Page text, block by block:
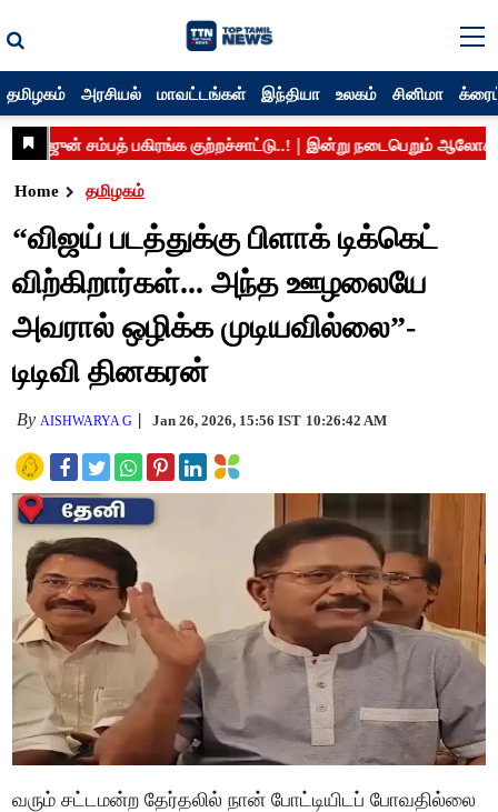
தமிழகம் அரசியல் மாவட்டங்கள் இந்தியா உலகம் சினிமா
Home தமிழகம்
“விஜய் படத்துக்கு பிளாக் டிக்கெட்
விற்கிறார்கள்... அந்த ஊழலையே
அவரால் ஒழிக்க முடியவில்லை”-
டிடிவி தினகரன்
By AISHWARYA G Jan 26, 2026, 15:56 IST 10:26:42 AM
வரும் சட்டமன்ற தேர்தலில் நான் போட்டியிடப் போவதில்லை